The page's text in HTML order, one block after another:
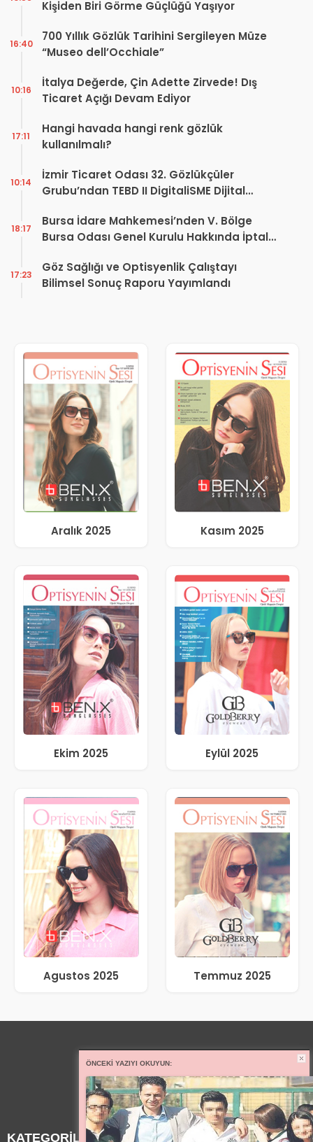
Kişiden Biri Görme Güçlüğü Yaşıyor
700 Yıllık Gözlük Tarihini Sergileyen Müze
“Museo dell’Occhiale”
16:40
İtalya Değerde, Çin Adette Zirvede! Dış
Ticaret Açığı Devam Ediyor
10:16
Hangi havada hangi renk gözlük
kullanılmalı?
17:11
İzmir Ticaret Odası 32. Gözlükçüler
Grubu’ndan TEBD II DigitaliSME Dijital
10:14
Bursa İdare Mahkemesi’nden V. Bölge
Bursa Odası Genel Kurulu Hakkında İptal
18:17
Göz Sağlığı ve Optisyenlik Çalıştayı
Bilimsel Sonuç Raporu Yayımlandı
17:23
Aralık 2025 Kasım 2025
Ekim 2025 Eylül 2025
Agustos 2025 Temmuz 2025
KATEGORİLER
ÖNCEKI YAZIYI OKUYUN: